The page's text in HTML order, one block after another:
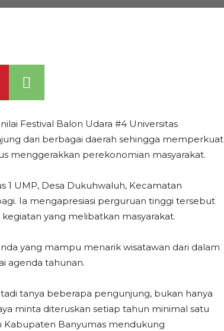
Festival Balon Udara #4 Universitas
dari berbagai daerah sehingga memperkuat
menggerakkan perekonomian masyarakat.
1 UMP, Desa Dukuhwaluh, Kecamatan
Ia mengapresiasi perguruan tinggi tersebut
yang melibatkan masyarakat.
yang mampu menarik wisatawan dari dalam
agenda tahunan.
tanya beberapa pengunjung, bukan hanya
minta diteruskan setiap tahun minimal satu
Kabupaten Banyumas mendukung